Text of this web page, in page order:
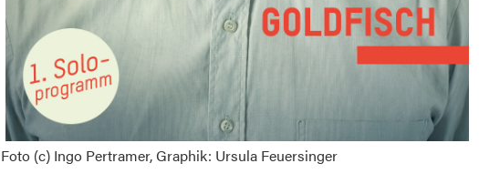
Foto (c) Ingo Pertramer, Graphik: Ursula Feuersinger